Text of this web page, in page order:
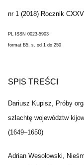
nr 1 (2018) Rocznik CXXV
PL ISSN 0023-5903
format B5, s. od 1 do 250
SPIS TREŚCI
Dariusz Kupisz, Próby
szlachtę województw
(1649–1650)
Adrian Wesołowski,